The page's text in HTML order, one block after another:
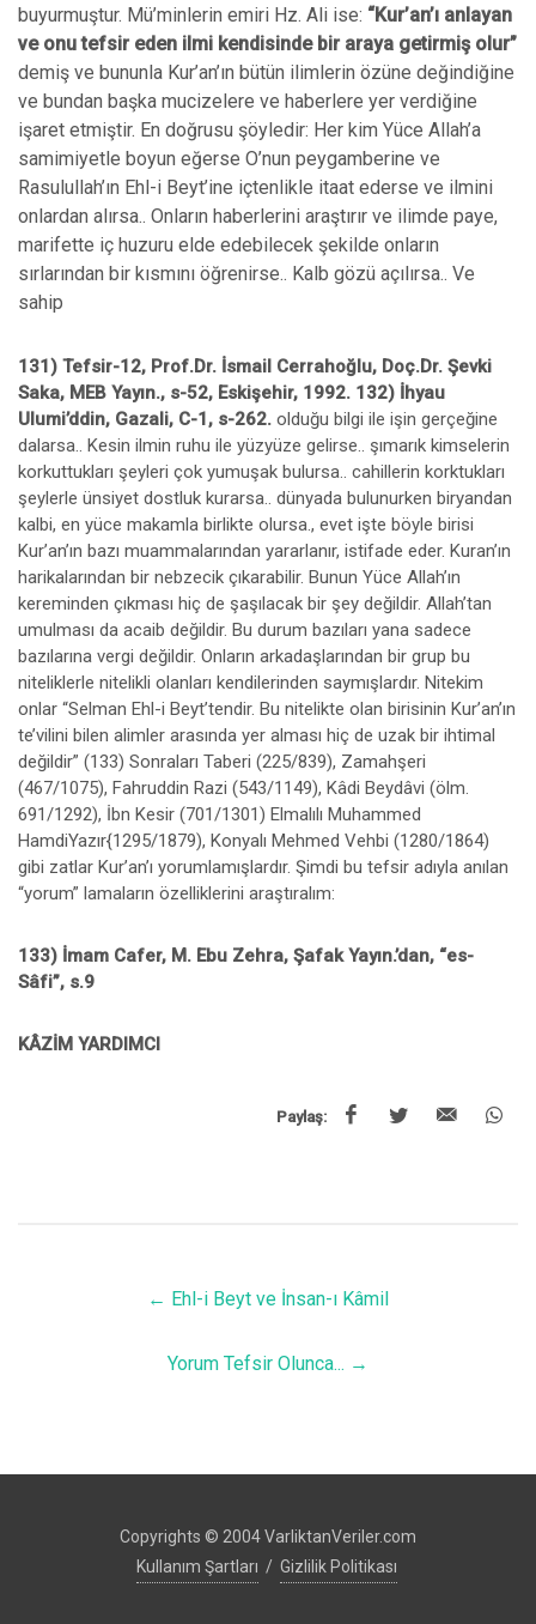
buyurmuştur. Mü’minlerin emiri Hz. Ali ise: “Kur’an’ı anlayan
ve onu tefsir eden ilmi kendisinde bir araya getirmiş olur”
demiş ve bununla Kur’an’ın bütün ilimlerin özüne değindiğine
ve bundan başka mucizelere ve haberlere yer verdiğine
işaret etmiştir. En doğrusu şöyledir: Her kim Yüce Allah’a
samimiyetle boyun eğerse O’nun peygamberine ve
Rasulullah’ın Ehl-i Beyt’ine içtenlikle itaat ederse ve ilmini
onlardan alırsa.. Onların haberlerini araştırır ve ilimde paye,
marifette iç huzuru elde edebilecek şekilde onların
sırlarından bir kısmını öğrenirse.. Kalb gözü açılırsa.. Ve
sahip
131) Tefsir-12, Prof.Dr. İsmail Cerrahoğlu, Doç.Dr. Şevki
Saka, MEB Yayın., s-52, Eskişehir, 1992. 132) İhyau
Ulumi’ddin, Gazali, C-1, s-262. olduğu bilgi ile işin gerçeğine
dalarsa.. Kesin ilmin ruhu ile yüzyüze gelirse.. şımarık kimselerin
korkuttukları şeyleri çok yumuşak bulursa.. cahillerin korktukları
şeylerle ünsiyet dostluk kurarsa.. dünyada bulunurken biryandan
kalbi, en yüce makamla birlikte olursa., evet işte böyle birisi
Kur’an’ın bazı muammalarından yararlanır, istifade eder. Kuran’ın
harikalarından bir nebzecik çıkarabilir. Bunun Yüce Allah’ın
kereminden çıkması hiç de şaşılacak bir şey değildir. Allah’tan
umulması da acaib değildir. Bu durum bazıları yana sadece
bazılarına vergi değildir. Onların arkadaşlarından bir grup bu
niteliklerle nitelikli olanları kendilerinden saymışlardır. Nitekim
onlar “Selman Ehl-i Beyt’tendir. Bu nitelikte olan birisinin Kur’an’ın
te’vilini bilen alimler arasında yer alması hiç de uzak bir ihtimal
değildir” (133) Sonraları Taberi (225/839), Zamahşeri
(467/1075), Fahruddin Razi (543/1149), Kâdi Beydâvi (ölm.
691/1292), İbn Kesir (701/1301) Elmalılı Muhammed
HamdiYazır{1295/1879), Konyalı Mehmed Vehbi (1280/1864)
gibi zatlar Kur’an’ı yorumlamışlardır. Şimdi bu tefsir adıyla anılan
“yorum” lamaların özelliklerini araştıralım:
133) İmam Cafer, M. Ebu Zehra, Şafak Yayın.’dan, “es-
Sâfi”, s.9
KÂZİM YARDIMCI
Paylaş:
← Ehl-i Beyt ve İnsan-ı Kâmil
Yorum Tefsir Olunca... →
Copyrights © 2004 VarliktanVeriler.com
Kullanım Şartları / Gizlilik Politikası